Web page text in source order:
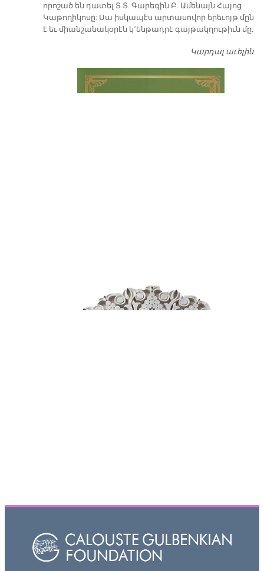
որոշած են դատել Տ.Տ. Գարեգին Բ. Ամենայն Հայոց
Կաթողիկոսը: Սա իսկապէս արտասովոր երեւոյթ մըն
է եւ միանշանակօրէն կ՚ենթադրէ գայթակղութիւն մը:
Կարդալ աւելին